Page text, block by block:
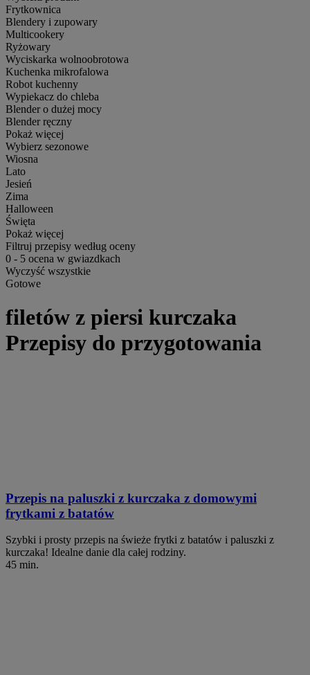
Frytkownica
Blendery i zupowary
Multicookery
Ryżowary
Wyciskarka wolnoobrotowa
Kuchenka mikrofalowa
Robot kuchenny
Wypiekacz do chleba
Blender o dużej mocy
Blender ręczny
Pokaż więcej
Wybierz sezonowe
Wiosna
Lato
Jesień
Zima
Halloween
Święta
Pokaż więcej
Filtruj przepisy według oceny
0 - 5 ocena w gwiazdkach
Wyczyść wszystkie
Gotowe
filetów z piersi kurczaka
Przepisy do przygotowania
Przepis na paluszki z kurczaka z domowymi
frytkami z batatów
Szybki i prosty przepis na świeże frytki z batatów i paluszki z
kurczaka! Idealne danie dla całej rodziny.
45 min.